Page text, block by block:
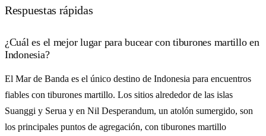
Respuestas rápidas
¿Cuál es el mejor lugar para bucear con tiburones martillo en
Indonesia?
El Mar de Banda es el único destino de Indonesia para encuentros
fiables con tiburones martillo. Los sitios alrededor de las islas
Suanggi y Serua y en Nil Desperandum, un atolón sumergido, son
los principales puntos de agregación, con tiburones martillo